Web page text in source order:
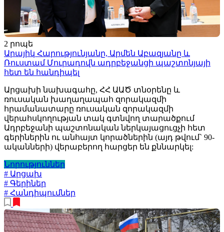
2 րոպե
Արայիկ Հարությունյանը, Արմեն Աբազյանը և
Ռուստամ Մուրադովն ադրբեջանցի պաշտոնյայի
հետ են հանդիպել
Արցախի նախագահը, ՀՀ ԱԱԾ տնօրենը և
ռուսական խաղաղապահ զորակազմի
հրամանատարը ռուսական զորակազմի
վերահսկողության տակ գտնվող տարածքում
Ադրբեջանի պաշտոնական ներկայացուցչի հետ
գերիներին ու անհայտ կորածներին (այդ թվում` 90-
ականների) վերաբերող հարցեր են քննարկել:
Նորություններ
# Արցախ
# Գերիներ
# Հանդիպումներ